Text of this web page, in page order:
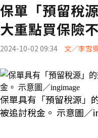
保單「預留稅
大重點買保險
2024-10-02 09:34 文／李雪
保單具有「預留稅源」
被追討稅金。 示意圖／